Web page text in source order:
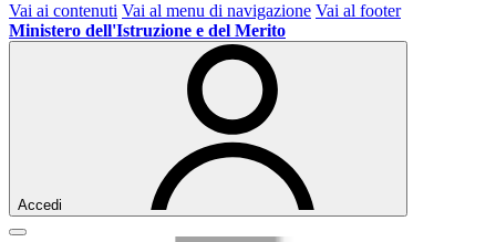
Vai ai contenuti Vai al menu di navigazione Vai al footer
Ministero dell'Istruzione e del Merito
Accedi